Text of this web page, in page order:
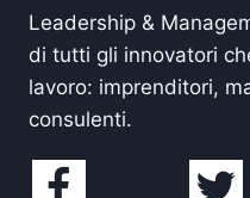
Leadership &
di tutti gli innovatori
lavoro: imprenditori,
consulenti.